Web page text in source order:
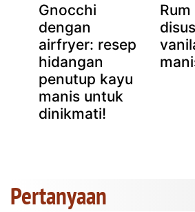
Gnocchi
dengan
airfryer: resep
hidangan
penutup kayu
manis untuk
dinikmati!
Pertanyaan